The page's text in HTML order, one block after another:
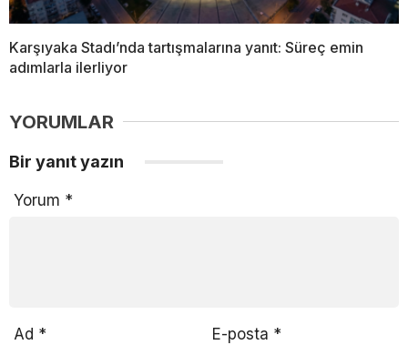
Karşıyaka Stadı’nda tartışmalarına yanıt: Süreç emin
adımlarla ilerliyor
YORUMLAR
Bir yanıt yazın
Yorum *
Ad * E-posta *